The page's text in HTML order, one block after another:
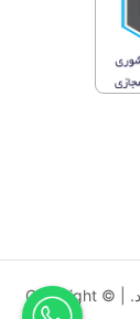
کليه حقوق اين سايت متعلق به کوک موبایل می‌باشد. | Copyright ©